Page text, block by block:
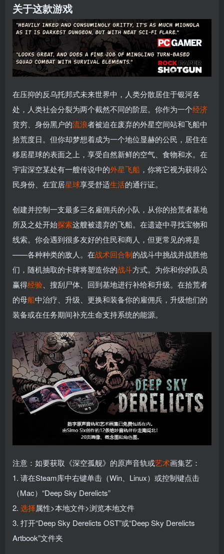
关于这款游戏
在压抑的反乌托邦式未来世界中，人类分散居住于银河各
处，人类社会分裂为两个截然不同的阶层。你作为一个经济
贫穷、身份黑户的流浪者被迫在废弃的外星空间站和飞船中
拾荒度日。但你却梦想着成为一个地位显赫的公民，居住在
移居星球的表面之上，享受自然新鲜的空气、食物和水。在
宇宙深空某处有一艘传说中的外星飞船 ，你将它视为获得公
民身份、在宜居星球享受舒适生活的通行证。
创建并控制一支最多三名雇佣兵的小队，从你的拾荒者基地
所及之处开始探索这艘被遗弃的飞船。在遗迹中寻找宝物和
线索。你会遇到很多友好的住民和商人，但更常见的将是
——各种种类的敌人。在战术回合制的战斗中挑战并战胜他
们，随机抽取的卡牌将塑造你的战斗方式。为你和你的队员
赢得经验 、搜刮尸体、回到基地进行补给和升级。在拾荒者
的母船中治疗、升级、更换和装备你的雇佣兵，升级他们的
装备或在任务期间补充生命支持系统的能源。
注意：如要获取《深空孤舰》的原声音轨或艺术画集艺：
1. 请在Steam库中右键单击（Win、Linux）或控制键点击
（Mac）“Deep Sky Derelicts”
2. 选择属性>本地文件>浏览本地文件
3. 打开“Deep Sky Derelicts OST”或“Deep Sky Derelicts
Artbook”文件夹